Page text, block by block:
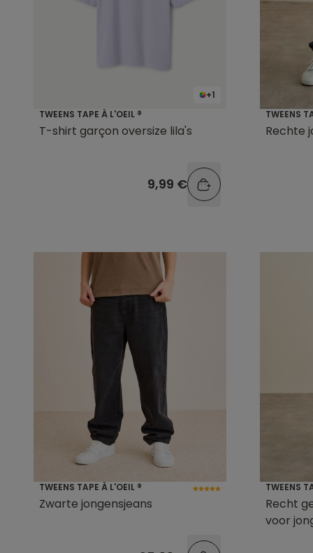
+1
TWEENS TAPE À L'OEIL ®
T-shirt garçon oversize lila's
9,99 €
TWEENS
Rechte
TWEENS TAPE À L'OEIL ®
Zwarte jongensjeans
TWEENS
Recht
voor